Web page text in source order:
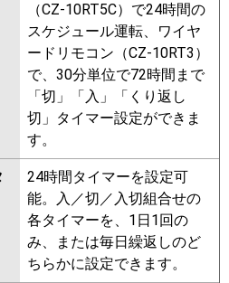
（CZ-10RT5C）で24時間の
スケジュール運転、ワイヤ
ードリモコン（CZ-10RT3）
で、30分単位で72時間まで
「切」「入」「くり返し
切」タイマー設定ができま
す。
24時間タイマーを設定可
能。入／切／入切組合せの
各タイマーを、1日1回の
み、または毎日繰返しのど
ちらかに設定できます。